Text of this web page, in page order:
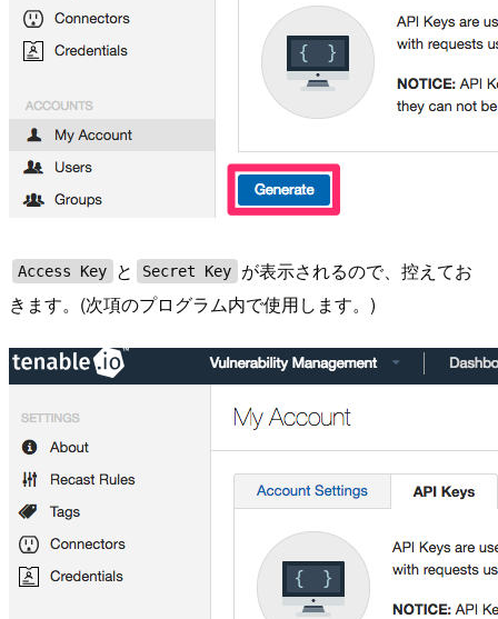
Access Key と Secret Key
が表示されるので、控えてお
きます。(次項のプログラム内で使用します。)